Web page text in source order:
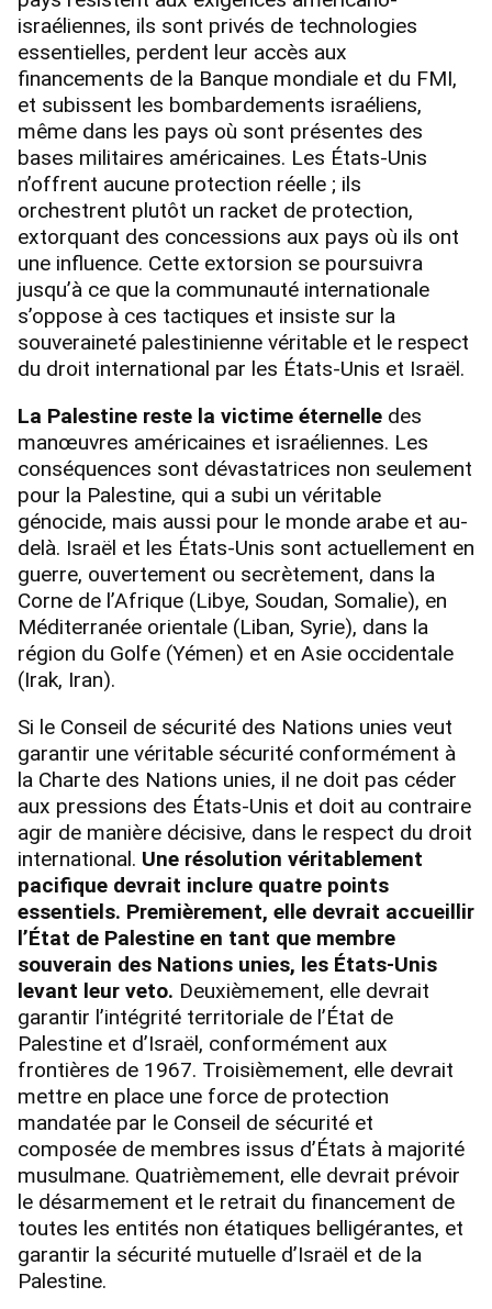
israéliennes, ils sont privés de technologies
essentielles, perdent leur accès aux
financements de la Banque mondiale et du FMI,
et subissent les bombardements israéliens,
même dans les pays où sont présentes des
bases militaires américaines. Les États-Unis
n’offrent aucune protection réelle ; ils
orchestrent plutôt un racket de protection,
extorquant des concessions aux pays où ils ont
une influence. Cette extorsion se poursuivra
jusqu’à ce que la communauté internationale
s’oppose à ces tactiques et insiste sur la
souveraineté palestinienne véritable et le respect
du droit international par les États-Unis et Israël.
La Palestine reste la victime éternelle des
manœuvres américaines et israéliennes. Les
conséquences sont dévastatrices non seulement
pour la Palestine, qui a subi un véritable
génocide, mais aussi pour le monde arabe et au-
delà. Israël et les États-Unis sont actuellement en
guerre, ouvertement ou secrètement, dans la
Corne de l’Afrique (Libye, Soudan, Somalie), en
Méditerranée orientale (Liban, Syrie), dans la
région du Golfe (Yémen) et en Asie occidentale
(Irak, Iran).
Si le Conseil de sécurité des Nations unies veut
garantir une véritable sécurité conformément à
la Charte des Nations unies, il ne doit pas céder
aux pressions des États-Unis et doit au contraire
agir de manière décisive, dans le respect du droit
international. Une résolution véritablement
pacifique devrait inclure quatre points
essentiels. Premièrement, elle devrait accueillir
l’État de Palestine en tant que membre
souverain des Nations unies, les États-Unis
levant leur veto. Deuxièmement, elle devrait
garantir l’intégrité territoriale de l’État de
Palestine et d’Israël, conformément aux
frontières de 1967. Troisièmement, elle devrait
mettre en place une force de protection
mandatée par le Conseil de sécurité et
composée de membres issus d’États à majorité
musulmane. Quatrièmement, elle devrait prévoir
le désarmement et le retrait du financement de
toutes les entités non étatiques belligérantes, et
garantir la sécurité mutuelle d’Israël et de la
Palestine.